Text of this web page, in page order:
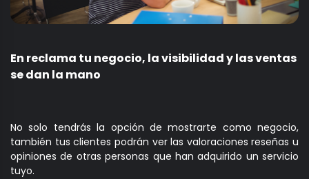
En reclama tu negocio, la visibilidad y las ventas
se dan la mano
No solo tendrás la opción de mostrarte como negocio,
también tus clientes podrán ver las valoraciones reseñas u
opiniones de otras personas que han adquirido un servicio
tuyo.